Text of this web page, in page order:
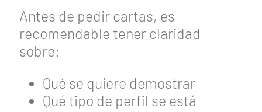
Antes de pedir cartas, es
recomendable tener claridad
sobre:
Qué se quiere demostrar
Qué tipo de perfil se está